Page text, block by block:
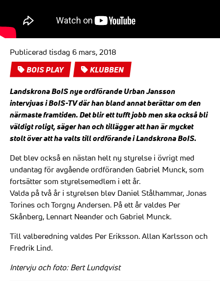
Publicerad tisdag 6 mars, 2018
BOIS PLAY
KLUBBEN
Landskrona BoIS nye ordförande Urban Jansson
intervjuas i BoIS-TV där han bland annat berättar om den
närmaste framtiden. Det blir ett tufft jobb men ska också bli
väldigt roligt, säger han och tillägger att han är mycket
stolt över att ha valts till ordförande i Landskrona BoIS.
Det blev också en nästan helt ny styrelse i övrigt med
undantag för avgående ordföranden Gabriel Munck, som
fortsätter som styrelsemedlem i ett år.
Valda på två år i styrelsen blev Daniel Stålhammar, Jonas
Torines och Torgny Andersen. På ett år valdes Per
Skånberg, Lennart Neander och Gabriel Munck.
Till valberedning valdes Per Eriksson. Allan Karlsson och
Fredrik Lind.
Intervju och foto: Bert Lundqvist